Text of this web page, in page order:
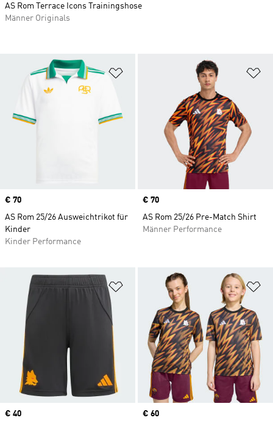
Zur Wunschliste hinzufügen
Price
€ 70
AS Rom 25/26 Ausweichtrikot für
Kinder
Kinder Performance
Price
€ 70
AS Rom 25/26 Pre-Match Shirt
Männer Performance
Zur Wunschliste hinzufügen
Price
€ 40
Price
€ 60
AS Rom Terrace Icons Trainingshose
Männer Originals